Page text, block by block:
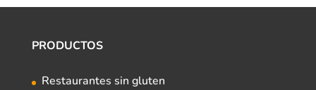
PRODUCTOS
Restaurantes sin gluten